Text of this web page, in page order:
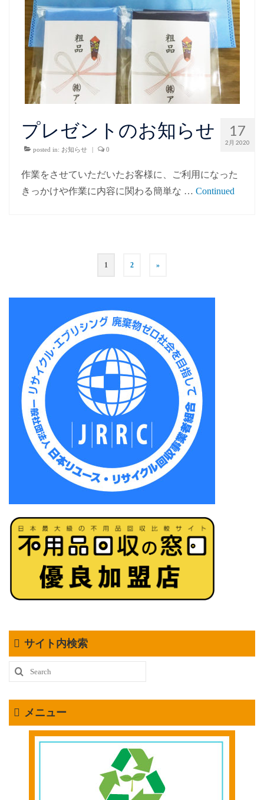
17
2月 2020
プレゼントのお知らせ
posted in: お知らせ | 0
作業をさせていただいたお客様に、ご利用になった
きっかけや作業に内容に関わる簡単な … Continued
投
稿
の
ペ
ー
ジ
送
り
1 2 »
サイト内検索
Search
for:
メニュー